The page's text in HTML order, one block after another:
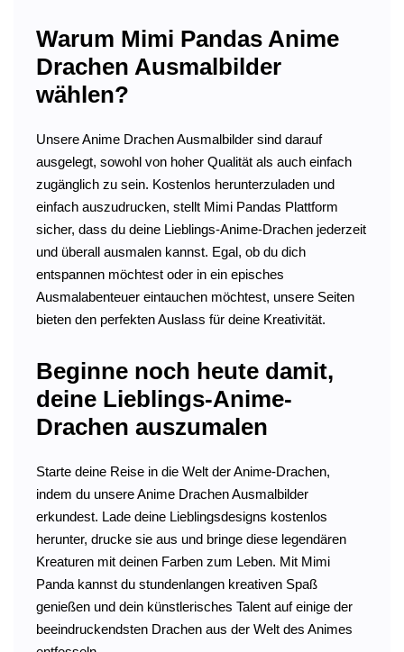
Warum Mimi Pandas Anime
Drachen Ausmalbilder
wählen?
Unsere Anime Drachen Ausmalbilder sind darauf
ausgelegt, sowohl von hoher Qualität als auch einfach
zugänglich zu sein. Kostenlos herunterzuladen und
einfach auszudrucken, stellt Mimi Pandas Plattform
sicher, dass du deine Lieblings-Anime-Drachen jederzeit
und überall ausmalen kannst. Egal, ob du dich
entspannen möchtest oder in ein episches
Ausmalabenteuer eintauchen möchtest, unsere Seiten
bieten den perfekten Auslass für deine Kreativität.
Beginne noch heute damit,
deine Lieblings-Anime-
Drachen auszumalen
Starte deine Reise in die Welt der Anime-Drachen,
indem du unsere Anime Drachen Ausmalbilder
erkundest. Lade deine Lieblingsdesigns kostenlos
herunter, drucke sie aus und bringe diese legendären
Kreaturen mit deinen Farben zum Leben. Mit Mimi
Panda kannst du stundenlangen kreativen Spaß
genießen und dein künstlerisches Talent auf einige der
beeindruckendsten Drachen aus der Welt des Animes